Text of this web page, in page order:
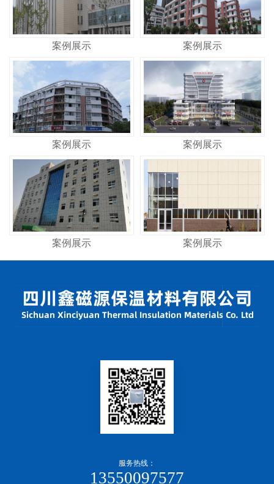
案例展示 案例展示
案例展示 案例展示
案例展示 案例展示
服务热线：
13550097577